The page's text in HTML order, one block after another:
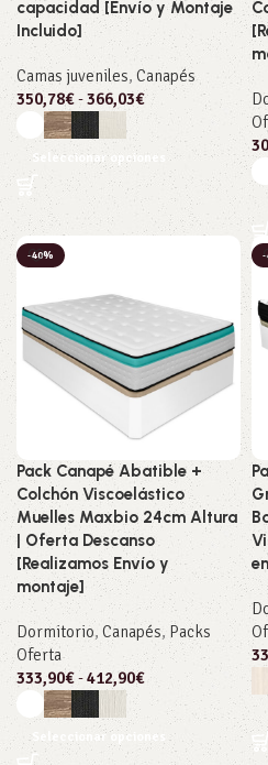
capacidad [Envío y Montaje
Incluido]
Camas juveniles, Canapés
350,78€-366,03€
Seleccionar opciones
-40%
Pack Canapé Abatible +
Colchón Viscoelástico
Muelles Maxbio 24cm Altura
| Oferta Descanso
[Realizamos Envío y
montaje]
Dormitorio, Canapés, Packs
Oferta
333,90€-412,90€
Seleccionar opciones
-